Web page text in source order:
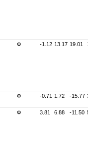
Ф -1.12 13.17 19.01
Ф -0.71 1.72 -15.77
Ф 3.81 6.88 -11.50